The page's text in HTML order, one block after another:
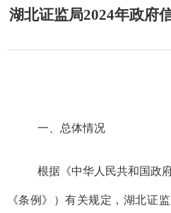
湖北证监局2024年政府
一、总体情况
根据《中华人民共和国政
《条例》）有关规定，湖北证